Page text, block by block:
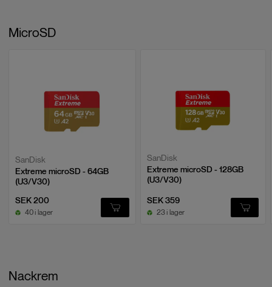
MicroSD
SanDisk
Extreme microSD - 64GB
(U3/V30)
SEK 200
40 i lager
SanDisk
Extreme microSD - 128GB
(U3/V30)
SEK 359
23 i lager
Nackrem